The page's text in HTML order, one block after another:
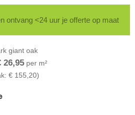
ontvang <24 uur je offerte op maat
giant oak
26,95 per m²
€ 155,20)